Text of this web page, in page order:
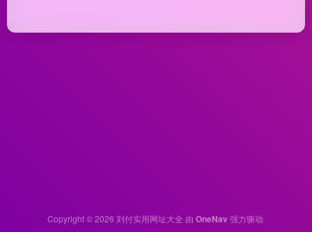
Copyright © 2026 刘付实用网址大全 由 OneNav强力驱动